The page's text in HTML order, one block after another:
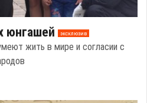
юнгашей эксклюзив
жить в мире и согласии с